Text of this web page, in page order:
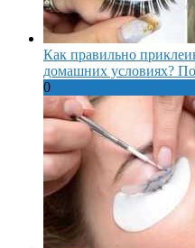
Как правильно
домашних условиях?
0